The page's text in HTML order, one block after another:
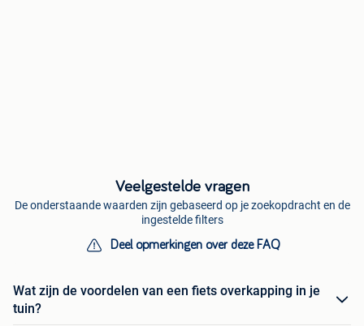
Veelgestelde vragen
De onderstaande waarden zijn gebaseerd op je zoekopdracht en de
ingestelde filters
Deel opmerkingen over deze FAQ
Wat zijn de voordelen van een fiets overkapping in je
tuin?